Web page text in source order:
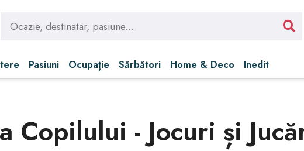
Pasiuni Ocupație Sărbători Home & Deco Inedit
Copilului - Jocuri și